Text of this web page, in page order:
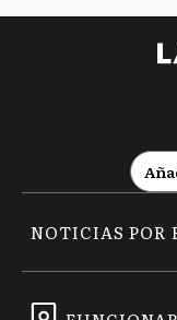
NOTICIAS POR